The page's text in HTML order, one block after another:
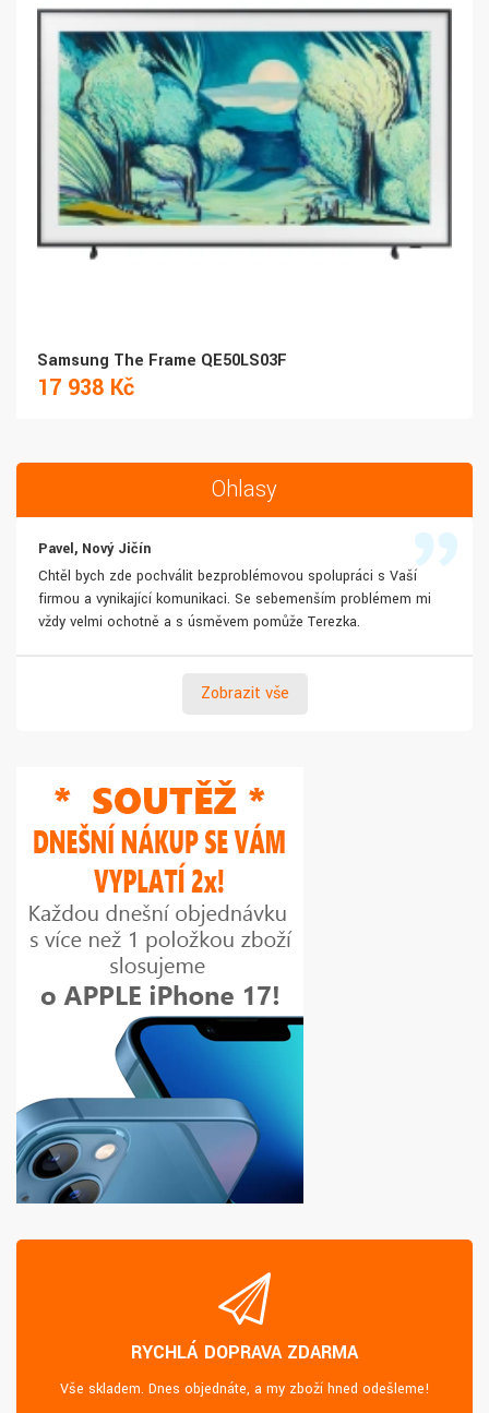
Samsung The Frame QE50LS03F
17 938 Kč
Ohlasy
Pavel, Nový Jičín
Chtěl bych zde pochválit bezproblémovou spolupráci s Vaší
firmou a vynikající komunikaci. Se sebemenším problémem mi
vždy velmi ochotně a s úsměvem pomůže Terezka.
Zobrazit vše
RYCHLÁ DOPRAVA ZDARMA
Vše skladem. Dnes objednáte, a my zboží hned odešleme!